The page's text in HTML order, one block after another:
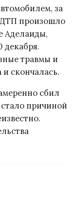
за
ДТП произошло
Аделаиды,
декабря.
травмы и
скончалась.
сбил
причиной